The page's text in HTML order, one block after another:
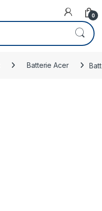
0
Batterie Acer